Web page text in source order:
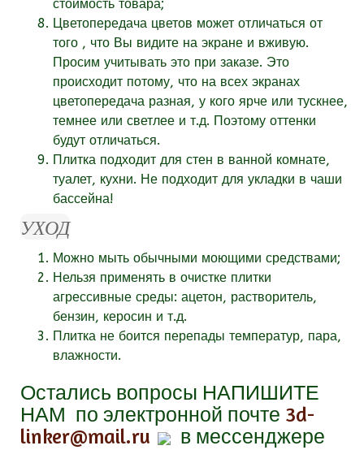
стоимость товара;
Цветопередача цветов может отличаться от
того , что Вы видите на экране и вживую.
Просим учитывать это при заказе. Это
происходит потому, что на всех экранах
цветопередача разная, у кого ярче или тускнее,
темнее или светлее и т.д. Поэтому оттенки
будут отличаться.
Плитка подходит для стен в ванной комнате,
туалет, кухни. Не подходит для укладки в чаши
бассейна!
УХОД
Можно мыть обычными моющими средствами;
Нельзя применять в очистке плитки
агрессивные среды: ацетон, растворитель,
бензин, керосин и т.д.
Плитка не боится перепады температур, пара,
влажности.
Остались вопросы НАПИШИТЕ
НАМ по электронной почте 3d-
linker@mail.ru
в мессенджере